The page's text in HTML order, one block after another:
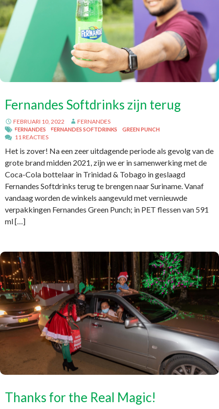
Fernandes Softdrinks zijn terug
FEBRUARI 10, 2022 FERNANDES
FERNANDES FERNANDES SOFTDRINKS GREEN PUNCH
11 REACTIES
Het is zover! Na een zeer uitdagende periode als gevolg van de
grote brand midden 2021, zijn we er in samenwerking met de
Coca-Cola bottelaar in Trinidad & Tobago in geslaagd
Fernandes Softdrinks terug te brengen naar Suriname. Vanaf
vandaag worden de winkels aangevuld met vernieuwde
verpakkingen Fernandes Green Punch; in PET flessen van 591
ml […]
Thanks for the Real Magic!